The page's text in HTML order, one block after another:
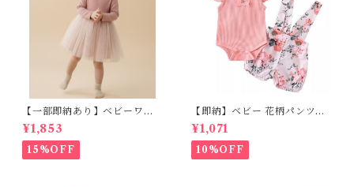
【一部即納あり】ベビーワン
ピース 星柄ラメ チュール ベビ
ー服 写真撮影 子供服 フリル
チュール 女の子 秋冬 春服 セ
レモニードレス 新生児 お宮参
¥1,853
15%OFF
【即納】ベビー 花柄パンツ&
フリルロンパースset＋ヘッド
バンド 3点セット☆女の子 フ
ェミニン 90㎝
¥1,071
10%OFF